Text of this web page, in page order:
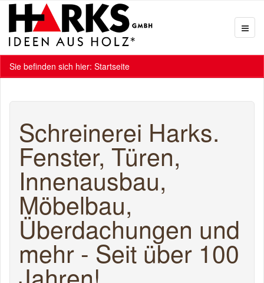
Sie befinden sich hier: Startseite
Schreinerei Harks.
Fenster, Türen,
Innenausbau,
Möbelbau,
Überdachungen und
mehr - Seit über 100